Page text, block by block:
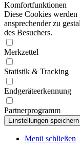
Komfortfunktionen
Diese Cookies werden
ansprechender zu
des Besuchers.
Merkzettel
Statistik & Tracking
Endgeräteerkennung
Partnerprogramm
Menü schließen